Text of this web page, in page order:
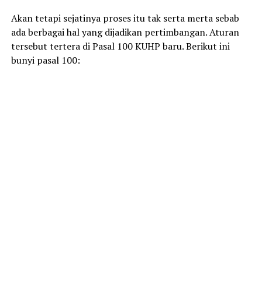
Akan tetapi sejatinya proses itu tak serta merta sebab
ada berbagai hal yang dijadikan pertimbangan. Aturan
tersebut tertera di Pasal 100 KUHP baru. Berikut ini
bunyi pasal 100: